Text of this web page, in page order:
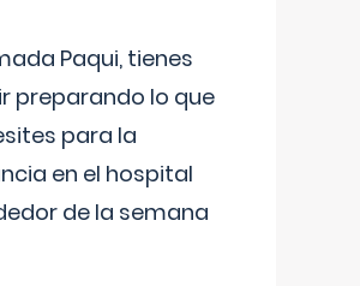
Paqui, tienes
preparando lo que
para la
en el hospital
de la semana